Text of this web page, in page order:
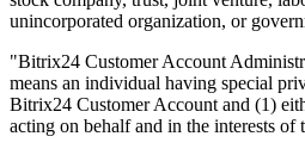
unincorporated organization, or
"Bitrix24 Customer Account
means an individual having special
Bitrix24 Customer Account and (1)
acting on behalf and in the interests of